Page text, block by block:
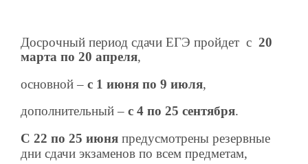
Досрочный период сдачи ЕГЭ пройдет с 20
марта по 20 апреля,
основной – с 1 июня по 9 июля,
дополнительный – с 4 по 25 сентября.
С 22 по 25 июня предусмотрены резервные
дни сдачи экзаменов по всем предметам,